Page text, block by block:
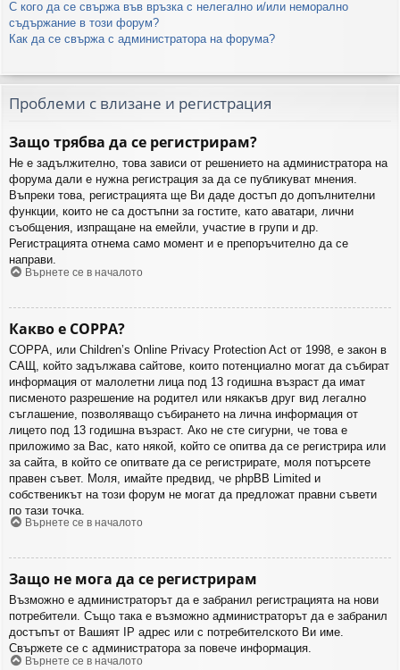
С кого да се свържа във връзка с нелегално и/или неморално
съдържание в този форум?
Как да се свържа с администратора на форума?
Проблеми с влизане и регистрация
Защо трябва да се регистрирам?
Не е задължително, това зависи от решението на администратора на
форума дали е нужна регистрация за да се публикуват мнения.
Въпреки това, регистрацията ще Ви даде достъп до допълнителни
функции, които не са достъпни за гостите, като аватари, лични
съобщения, изпращане на емейли, участие в групи и др.
Регистрацията отнема само момент и е препоръчително да се
направи.
Върнете се в началото
Какво е COPPA?
COPPA, или Children’s Online Privacy Protection Act от 1998, е закон в
САЩ, който задължава сайтове, които потенциално могат да събират
информация от малолетни лица под 13 годишна възраст да имат
писменото разрешение на родител или някакъв друг вид легално
съглашение, позволяващо събирането на лична информация от
лицето под 13 годишна възраст. Ако не сте сигурни, че това е
приложимо за Вас, като някой, който се опитва да се регистрира или
за сайта, в който се опитвате да се регистрирате, моля потърсете
правен съвет. Моля, имайте предвид, че phpBB Limited и
собственикът на този форум не могат да предложат правни съвети
по тази точка.
Върнете се в началото
Защо не мога да се регистрирам
Възможно е администраторът да е забранил регистрацията на нови
потребители. Също така е възможно администраторът да е забранил
достъпът от Вашият IP адрес или с потребителското Ви име.
Свържете се с администратора за повече информация.
Върнете се в началото